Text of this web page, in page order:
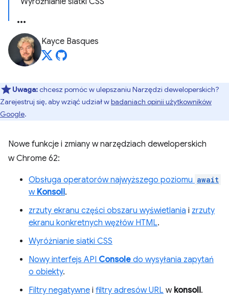
Kayce Basques
Uwaga:chcesz pomóc w ulepszaniu Narzędzi deweloperskich?
Zarejestruj się, aby wziąć udział wbadaniach opinii użytkowników
Google.
Nowe funkcje i zmiany w narzędziach deweloperskich
w Chrome 62:
Obsługa operatorów najwyższego poziomu await
w Konsoli.
zrzuty ekranu części obszaru wyświetlania i zrzuty
ekranu konkretnych węzłów HTML.
Wyróżnianie siatki CSS
Nowy interfejs API Console do wysyłania zapytań
o obiekty.
Filtry negatywne i filtry adresów URL w konsoli.